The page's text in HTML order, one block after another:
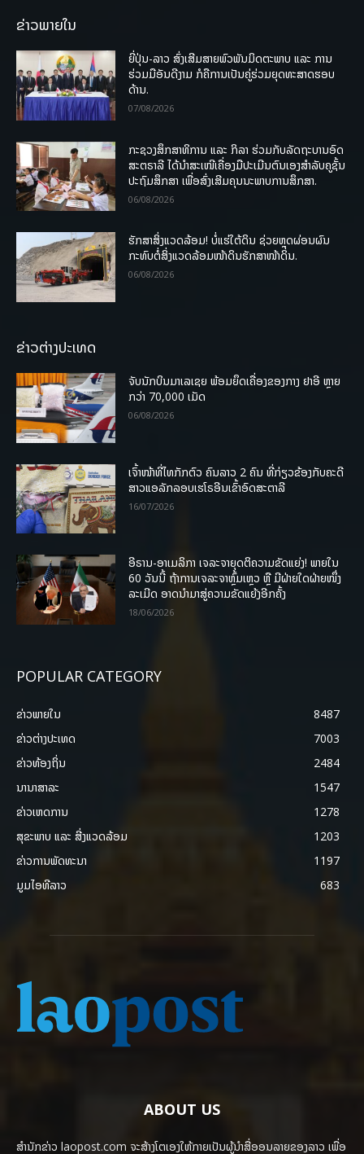
ຂ່າວພາຍໃນ
ຍີ່ປຸ່ນ-ລາວ ສົ່ງເສີມສາຍພົວພັນມິດຕະພາບ ແລະ ການ
ຮ່ວມມືອັນດີງາມ ກໍຄືການເປັນຄູ່ຮ່ວມຍຸດທະສາດຮອບ
ດ້ານ.
07/08/2026
ກະຊວງສຶກສາທິການ ແລະ ກິລາ ຮ່ວມກັບລັດຖະບານອົດ
ສະຕຣາລີ ໄດ້ນຳສະເໜີເຄື່ອງມືປະເມີນຕົນເອງສຳລັບຄູຊັ້ນ
ປະຖົມສຶກສາ ເພື່ອສົ່ງເສີມຄຸນນະພາບການສຶກສາ.
06/08/2026
ຮັກສາສິ່ງແວດລ້ອມ! ບໍ່ແຮ່ໃຕ້ດິນ ຊ່ວຍຫຼຸດຜ່ອນຜົນ
ກະທົບຕໍ່ສິ່ງແວດລ້ອມໜ້າດິນຮັກສາໜ້າດິນ.
06/08/2026
ຂ່າວຕ່າງປະເທດ
ຈັບນັກບິນມາເລເຊຍ ພ້ອມຍຶດເຄື່ອງຂອງກາງ ຢາອີ ຫຼາຍ
ກວ່າ 70,000 ເມັດ
06/08/2026
ເຈົ້າໜ້າທີ່ໄທກັກຕົວ ຄົນລາວ 2 ຄົນ ທີ່ກ່ຽວຂ້ອງກັບຄະດີ
ສາວແອລັກລອບເຮໂຣອີນເຂົ້າອົດສະຕາລີ
16/07/2026
ອີຣານ-ອາເມລິກາ ເຈລະຈາຍຸດຕິຄວາມຂັດແຍ່ງ! ພາຍໃນ
60 ວັນນີ້ ຖ້າການເຈລະຈາຫຼົ້ມເຫຼວ ຫຼື ມີຝ່າຍໃດຝ່າຍໜຶ່ງ
ລະເມີດ ອາດນໍາມາສູ່ຄວາມຂັດແຍ້ງອີກຄັ້ງ
18/06/2026
POPULAR CATEGORY
ຂ່າວພາຍ​ໃນ
8487
ຂ່າວຕ່າງປະເທດ
7003
ຂ່າວທ້ອງຖິ່ນ
2484
ນານາສາລະ
1547
ຂ່າວເຫດການ
1278
ສຸຂະພາບ ແລະ ສີ່ງແວດລ້ອມ
1203
ຂ່າວການພັດທະນາ
1197
ມູມໄອທີລາວ
683
ABOUT US
ສຳນັກຂ່າວ laopost.com ຈະສ້າງໂຕເອງໃຫ້ກາຍເປັນຜູ້ນຳສື່ອອນລາຍຂອງລາວ ເພື່ອ